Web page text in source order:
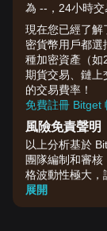
為 --，24小時交
現在您已經了解
密貨幣用戶都
種加密資產（如
期貨交易、鏈上
的交易費率！
免費註冊 Bitget
風險免責聲明
以上分析基於
團隊編制和審
格波動性極大，
展開